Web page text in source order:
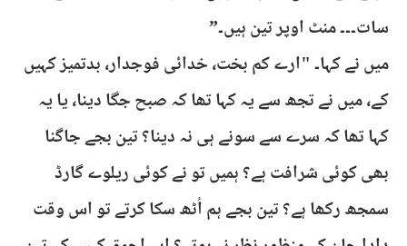
سات۔۔۔ منٹ اوپر تین ہیں۔”
میں نے کہا۔ "ارے کم بخت، خدائی فوجدار، بدتمیز کہیں
کے، میں نے تجھ سے یہ کہا تھا کہ صبح جگا دینا، یا یہ
کہا تھا کہ سرے سے سونے ہی نہ دینا؟ تین بجے جاگنا
بھی کوئی شرافت ہے؟ ہمیں تو نے کوئی ریلوے گارڈ
سمجھ رکھا ہے؟ تین بجے ہم اُٹھ سکا کرتے تو اس وقت